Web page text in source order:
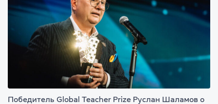
Победитель Global Teacher Prize Руслан Шаламов о